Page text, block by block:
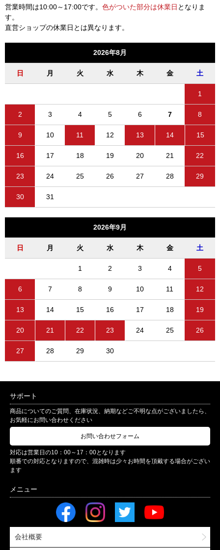
営業時間は10:00～17:00です。 色がついた部分は休業日 となりま
す。
直営ショップの休業日とは異なります。
2026年8月
日 月 火 水 木 金 土
1
2 3 4 5 6 7 8
9 10 11 12 13 14 15
16 17 18 19 20 21 22
23 24 25 26 27 28 29
30 31
2026年9月
日 月 火 水 木 金 土
1 2 3 4 5
6 7 8 9 10 11 12
13 14 15 16 17 18 19
20 21 22 23 24 25 26
27 28 29 30
サポート
商品についてのご質問、在庫状況、納期などご不明な点がございましたら、
お気軽にお問い合わせください
お問い合わせフォーム
対応は営業日の10：00～17：00となります
順番での対応となりますので、混雑時は少々お時間を頂戴する場合がござい
ます
会社概要